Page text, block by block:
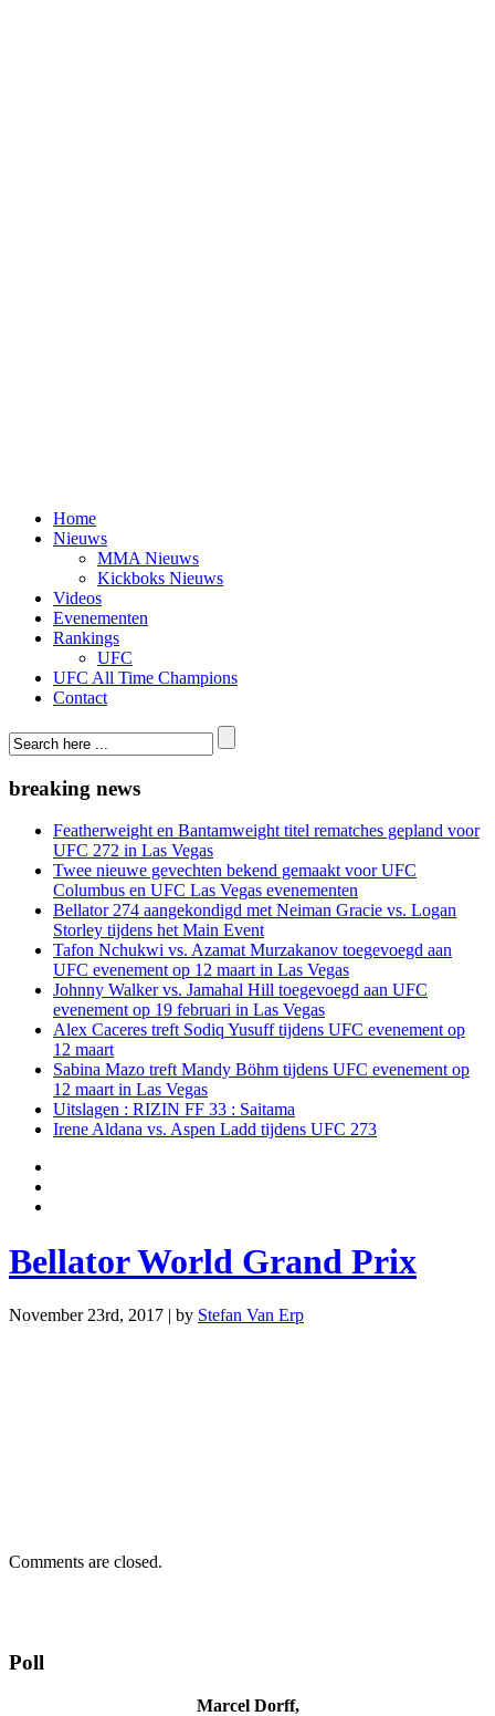
Home
Nieuws
MMA Nieuws
Kickboks Nieuws
Videos
Evenementen
Rankings
UFC
UFC All Time Champions
Contact
breaking news
Featherweight en Bantamweight titel rematches gepland voor
UFC 272 in Las Vegas
Twee nieuwe gevechten bekend gemaakt voor UFC
Columbus en UFC Las Vegas evenementen
Bellator 274 aangekondigd met Neiman Gracie vs. Logan
Storley tijdens het Main Event
Tafon Nchukwi vs. Azamat Murzakanov toegevoegd aan
UFC evenement op 12 maart in Las Vegas
Johnny Walker vs. Jamahal Hill toegevoegd aan UFC
evenement op 19 februari in Las Vegas
Alex Caceres treft Sodiq Yusuff tijdens UFC evenement op
12 maart
Sabina Mazo treft Mandy Böhm tijdens UFC evenement op
12 maart in Las Vegas
Uitslagen : RIZIN FF 33 : Saitama
Irene Aldana vs. Aspen Ladd tijdens UFC 273
Bellator World Grand Prix
November 23rd, 2017 | by Stefan Van Erp
Comments are closed.
Poll
Marcel Dorff,